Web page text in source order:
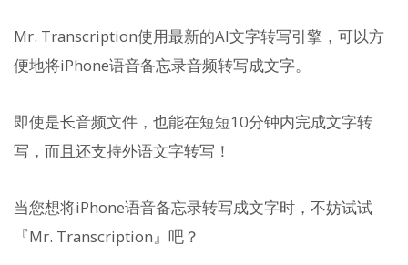
Mr. Transcription使用最新的AI文字转写引擎，可以方
便地将iPhone语音备忘录音频转写成文字。
即使是长音频文件，也能在短短10分钟内完成文字转
写，而且还支持外语文字转写！
当您想将iPhone语音备忘录转写成文字时，不妨试试
『Mr. Transcription』吧？